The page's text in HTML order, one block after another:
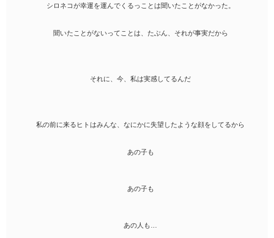
シロネコが幸運を運んでくるっことは聞いたことがなかった。
聞いたことがないってことは、たぶん、それが事実だから
それに、今、私は実感してるんだ
私の前に来るヒトはみんな、なにかに失望したような顔をしてるから
あの子も
あの子も
あの人も…